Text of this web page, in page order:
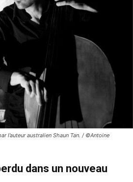
l’auteur australien Shaun Tan. / ©Antoine
dans un nouveau